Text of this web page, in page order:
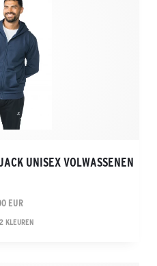
UNISEX VOLWASSENEN
EUR
KLEUREN